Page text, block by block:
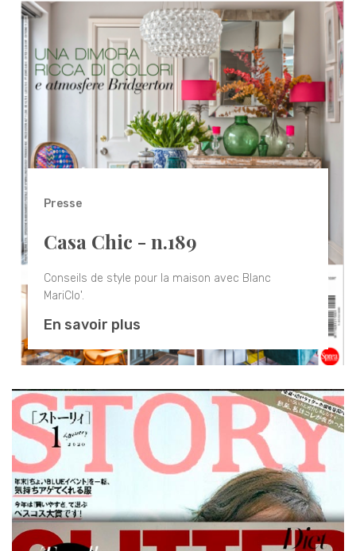
Presse
Casa Chic - n.189
Conseils de style pour la maison avec Blanc
MariClo'.
En savoir plus